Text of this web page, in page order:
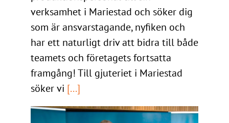
verksamhet i Mariestad och söker dig
som är ansvarstagande, nyfiken och
har ett naturligt driv att bidra till både
teamets och företagets fortsatta
framgång! Till gjuteriet i Mariestad
söker vi [...]